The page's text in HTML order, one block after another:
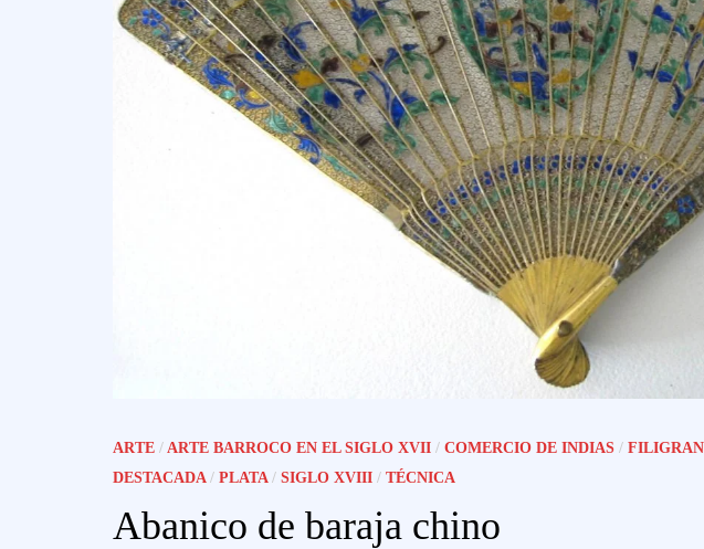
ARTE / ARTE BARROCO EN EL SIGLO XVII / COMERCIO DE INDIAS /
DESTACADA / PLATA / SIGLO XVIII / TÉCNICA
Abanico de baraja chino